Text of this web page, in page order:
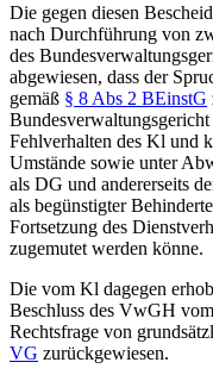
Die gegen diesen
nach Durchführung von
des
abgewiesen, dass der
gemäß § 8 Abs 2 BEinstG
Fehlverhalten des Kl und
Umstände sowie unter
als DG und andererseits
als begünstigter
Fortsetzung des
zugemutet werden könne.
Die vom Kl dagegen
Beschluss des VwGH
Rechtsfrage von
VG zurückgewiesen.